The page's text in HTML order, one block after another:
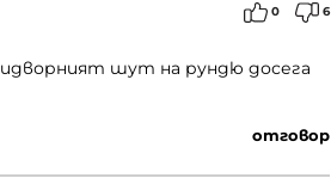
0 6
шут на рундю досега
отговор